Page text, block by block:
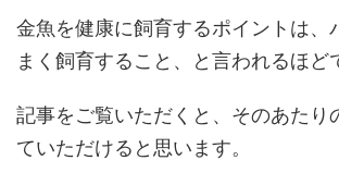
金魚を健康に飼育するポイントは、
まく飼育すること、と言われるほど
記事をご覧いただくと、そのあたり
ていただけると思います。